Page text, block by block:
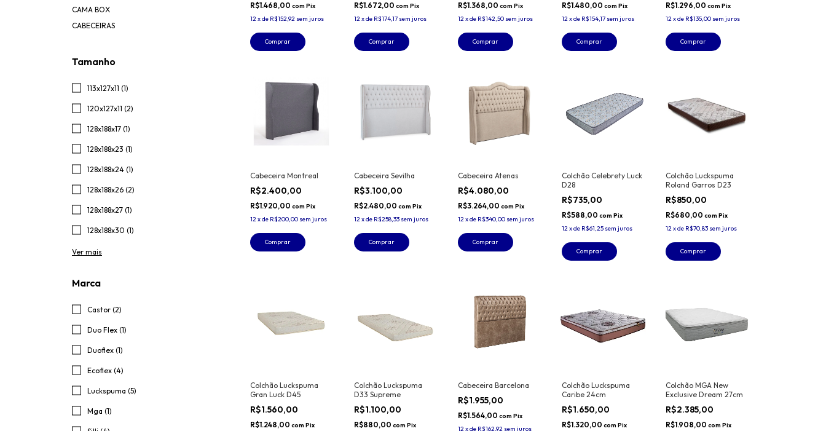
CAMA BOX
CABECEIRAS
Tamanho
113x127x11 (1)
120x127x11 (2)
128x188x17 (1)
128x188x23 (1)
128x188x24 (1)
128x188x26 (2)
128x188x27 (1)
128x188x30 (1)
Ver mais
Marca
Castor (2)
Duo Flex (1)
Duoflex (1)
Ecoflex (4)
Luckspuma (5)
Mga (1)
R$1.468,00 com Pix
12xde R$152,92 sem juros
Comprar
R$1.672,00 com Pix
12xde R$174,17 sem juros
Comprar
R$1.368,00 com Pix
12xde R$142,50 sem juros
Comprar
R$1.480,00 com Pix
12xde R$154,17 sem juros
Comprar
R$1.296,00 com Pix
12xde R$135,00 sem juros
Comprar
Cabeceira Montreal
R$2.400,00
R$1.920,00 com Pix
12xde R$200,00 sem juros
Comprar
Cabeceira Sevilha
R$3.100,00
R$2.480,00 com Pix
12xde R$258,33 sem juros
Comprar
Cabeceira Atenas
R$4.080,00
R$3.264,00 com Pix
12xde R$340,00 sem juros
Comprar
Colchão Celebrety Luck
D28
R$735,00
R$588,00 com Pix
12xde R$61,25 sem juros
Comprar
Colchão Luckspuma
Roland Garros D23
R$850,00
R$680,00 com Pix
12xde R$70,83 sem juros
Comprar
Colchão Luckspuma
Gran Luck D45
R$1.560,00
R$1.248,00 com Pix
Colchão Luckspuma
D33 Supreme
R$1.100,00
R$880,00 com Pix
Cabeceira Barcelona
R$1.955,00
R$1.564,00 com Pix
12xde R$162,92 sem juros
Colchão Luckspuma
Caribe 24cm
R$1.650,00
R$1.320,00 com Pix
Colchão MGA New
Exclusive Dream 27cm
R$2.385,00
R$1.908,00 com Pix